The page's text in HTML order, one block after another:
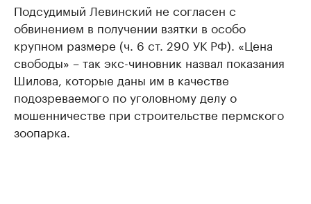
Подсудимый Левинский не согласен с
обвинением в получении взятки в особо
крупном размере (ч. 6 ст. 290 УК РФ). «Цена
свободы» – так экс-чиновник назвал показания
Шилова, которые даны им в качестве
подозреваемого по уголовному делу о
мошенничестве при строительстве пермского
зоопарка.